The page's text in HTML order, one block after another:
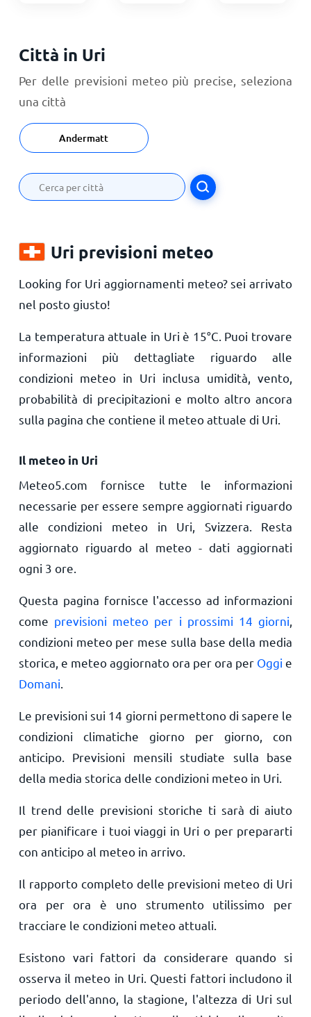
Città in Uri
Per delle previsioni meteo più precise, seleziona
una città
Andermatt
Uri previsioni meteo
Looking for Uri aggiornamenti meteo? sei arrivato
nel posto giusto!
La temperatura attuale in Uri è 15°C . Puoi trovare
informazioni più dettagliate riguardo alle
condizioni meteo in Uri inclusa umidità, vento,
probabilità di precipitazioni e molto altro ancora
sulla pagina che contiene il meteo attuale di Uri.
Il meteo in Uri
Meteo5.com fornisce tutte le informazioni
necessarie per essere sempre aggiornati riguardo
alle condizioni meteo in Uri, Svizzera. Resta
aggiornato riguardo al meteo - dati aggiornati
ogni 3 ore.
Questa pagina fornisce l'accesso ad informazioni
come previsioni meteo per i prossimi 14 giorni
condizioni meteo per mese sulla base della media
storica, e meteo aggiornato ora per ora per Oggi e
Domani
Le previsioni sui 14 giorni permettono di sapere le
condizioni climatiche giorno per giorno, con
anticipo. Previsioni mensili studiate sulla base
della media storica delle condizioni meteo in Uri.
Il trend delle previsioni storiche ti sarà di aiuto
per pianificare i tuoi viaggi in Uri o per prepararti
con anticipo al meteo in arrivo.
Il rapporto completo delle previsioni meteo di Uri
ora per ora è uno strumento utilissimo per
tracciare le condizioni meteo attuali.
Esistono vari fattori da considerare quando si
osserva il meteo in Uri. Questi fattori includono il
periodo dell'anno, la stagione, l'altezza di Uri sul